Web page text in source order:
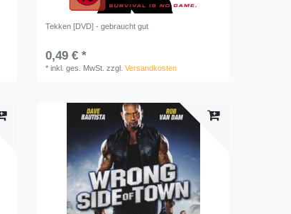
Tekken [DVD] - gebraucht gut
0,49 € *
*inkl. ges. MwSt. zzgl.Versandkosten